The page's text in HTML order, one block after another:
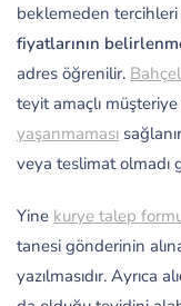
beklemeden tercihleri
fiyatlarının
adres öğrenilir.
teyit amaçlı
yaşanmaması
veya teslimat olmadı
Yine kurye talep
tanesi gönderinin
yazılmasıdır. Ayrıca